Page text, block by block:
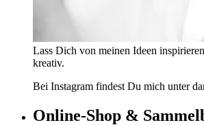
Lass Dich von meinen Ideen
kreativ.
Bei Instagram findest Du mich unter
Online-Shop &